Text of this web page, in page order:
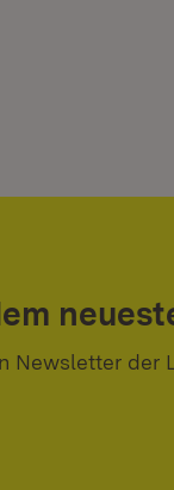
Newsletter der